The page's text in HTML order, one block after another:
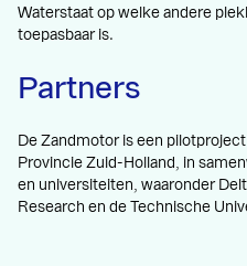
Waterstaat op welke andere
toepasbaar is.
Partners
De Zandmotor is een
Provincie Zuid-Holland, in
en universiteiten, waaronder
Research en de Technische